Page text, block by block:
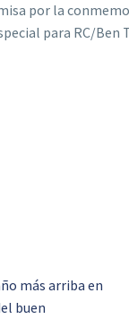
por la
para RC/Ben
más arriba en
buen